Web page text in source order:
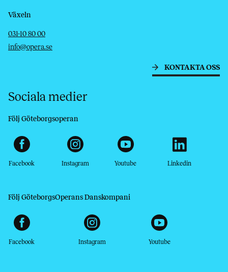
Växeln
Telefon
031-10 80 00
E-post
info@opera.se
KONTAKTA OSS
Sociala medier
Följ Göteborgsoperan
Facebook Instagram Youtube Linkedin
Följ GöteborgsOperans Danskompani
Facebook Instagram Youtube